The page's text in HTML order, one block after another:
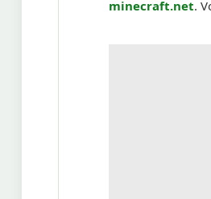
minecraft.net.